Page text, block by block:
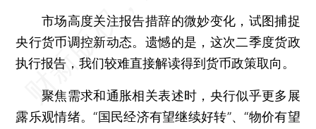
市场高度关注报告措辞的微妙变化，试图捕捉
央行货币调控新动态。遗憾的是，这次二季度货政
执行报告，我们较难直接解读得到货币政策取向。
聚焦需求和通胀相关表述时，央行似乎更多展
露乐观情绪。“国民经济有望继续好转”、“物价有望